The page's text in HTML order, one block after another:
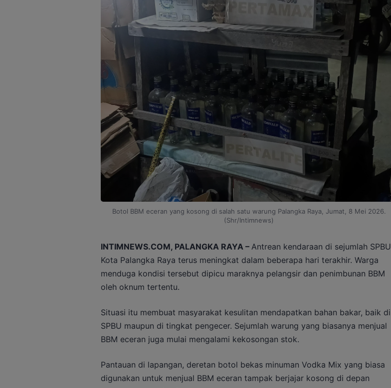
Botol BBM eceran yang kosong di salah satu warung Palangka Raya, Jumat, 8 Mei 2026.
(Shr/Intimnews)
INTIMNEWS.COM, PALANGKA RAYA – Antrean kendaraan di sejumlah SPBU
Kota Palangka Raya terus meningkat dalam beberapa hari terakhir. Warga
menduga kondisi tersebut dipicu maraknya pelangsir dan penimbunan BBM
oleh oknum tertentu.
Situasi itu membuat masyarakat kesulitan mendapatkan bahan bakar, baik di
SPBU maupun di tingkat pengecer. Sejumlah warung yang biasanya menjual
BBM eceran juga mulai mengalami kekosongan stok.
Pantauan di lapangan, deretan botol bekas minuman Vodka Mix yang biasa
digunakan untuk menjual BBM eceran tampak berjajar kosong di depan